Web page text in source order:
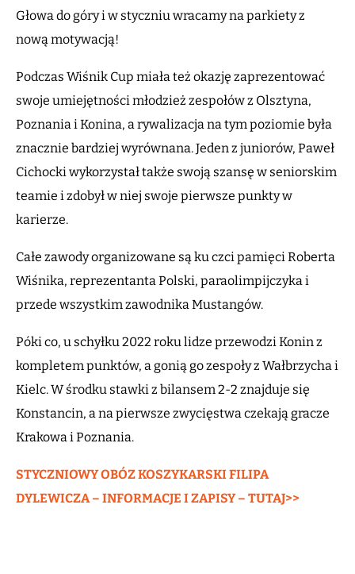
Głowa do góry i w styczniu wracamy na parkiety z
nową motywacją!
Podczas Wiśnik Cup miała też okazję zaprezentować
swoje umiejętności młodzież zespołów z Olsztyna,
Poznania i Konina, a rywalizacja na tym poziomie była
znacznie bardziej wyrównana. Jeden z juniorów, Paweł
Cichocki wykorzystał także swoją szansę w seniorskim
teamie i zdobył w niej swoje pierwsze punkty w
karierze.
Całe zawody organizowane są ku czci pamięci Roberta
Wiśnika, reprezentanta Polski, paraolimpijczyka i
przede wszystkim zawodnika Mustangów.
Póki co, u schyłku 2022 roku lidze przewodzi Konin z
kompletem punktów, a gonią go zespoły z Wałbrzycha i
Kielc. W środku stawki z bilansem 2-2 znajduje się
Konstancin, a na pierwsze zwycięstwa czekają gracze
Krakowa i Poznania.
STYCZNIOWY OBÓZ KOSZYKARSKI FILIPA
DYLEWICZA – INFORMACJE I ZAPISY – TUTAJ>>